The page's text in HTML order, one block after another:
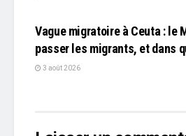
Vague migratoire à Ceuta : le
passer les migrants, et dans
3 août 2026